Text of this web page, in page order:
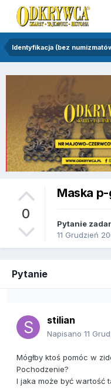
Identyfikacja (bez
0
Maska
Pytanie
11 Grudzień
Pytanie
stilian
Napisano 11
Mógłby ktoś pomóc w
Pochodzenie?
I jaka może być wartość